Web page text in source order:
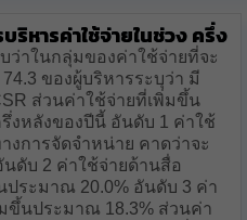
ริหารค่าใช้จ่ายในช่วง ครึ่ง
ว่าในกลุ่มของค่าใช้จ่ายที่จะ
ของผู้บริหารระบุว่า มี
ส่วนค่าใช้จ่ายที่เพิ่มขึ้น
งหลังของปีนี้ อันดับ 1 ค่าใช้
งการจัดจำหน่าย คาดว่าจะ
ดับ 2 ค่าใช้จ่ายด้านสื่อ
ระมาณ 20.0% อันดับ 3 ค่า
ขึ้นประมาณ 18.3% ส่วนค่า